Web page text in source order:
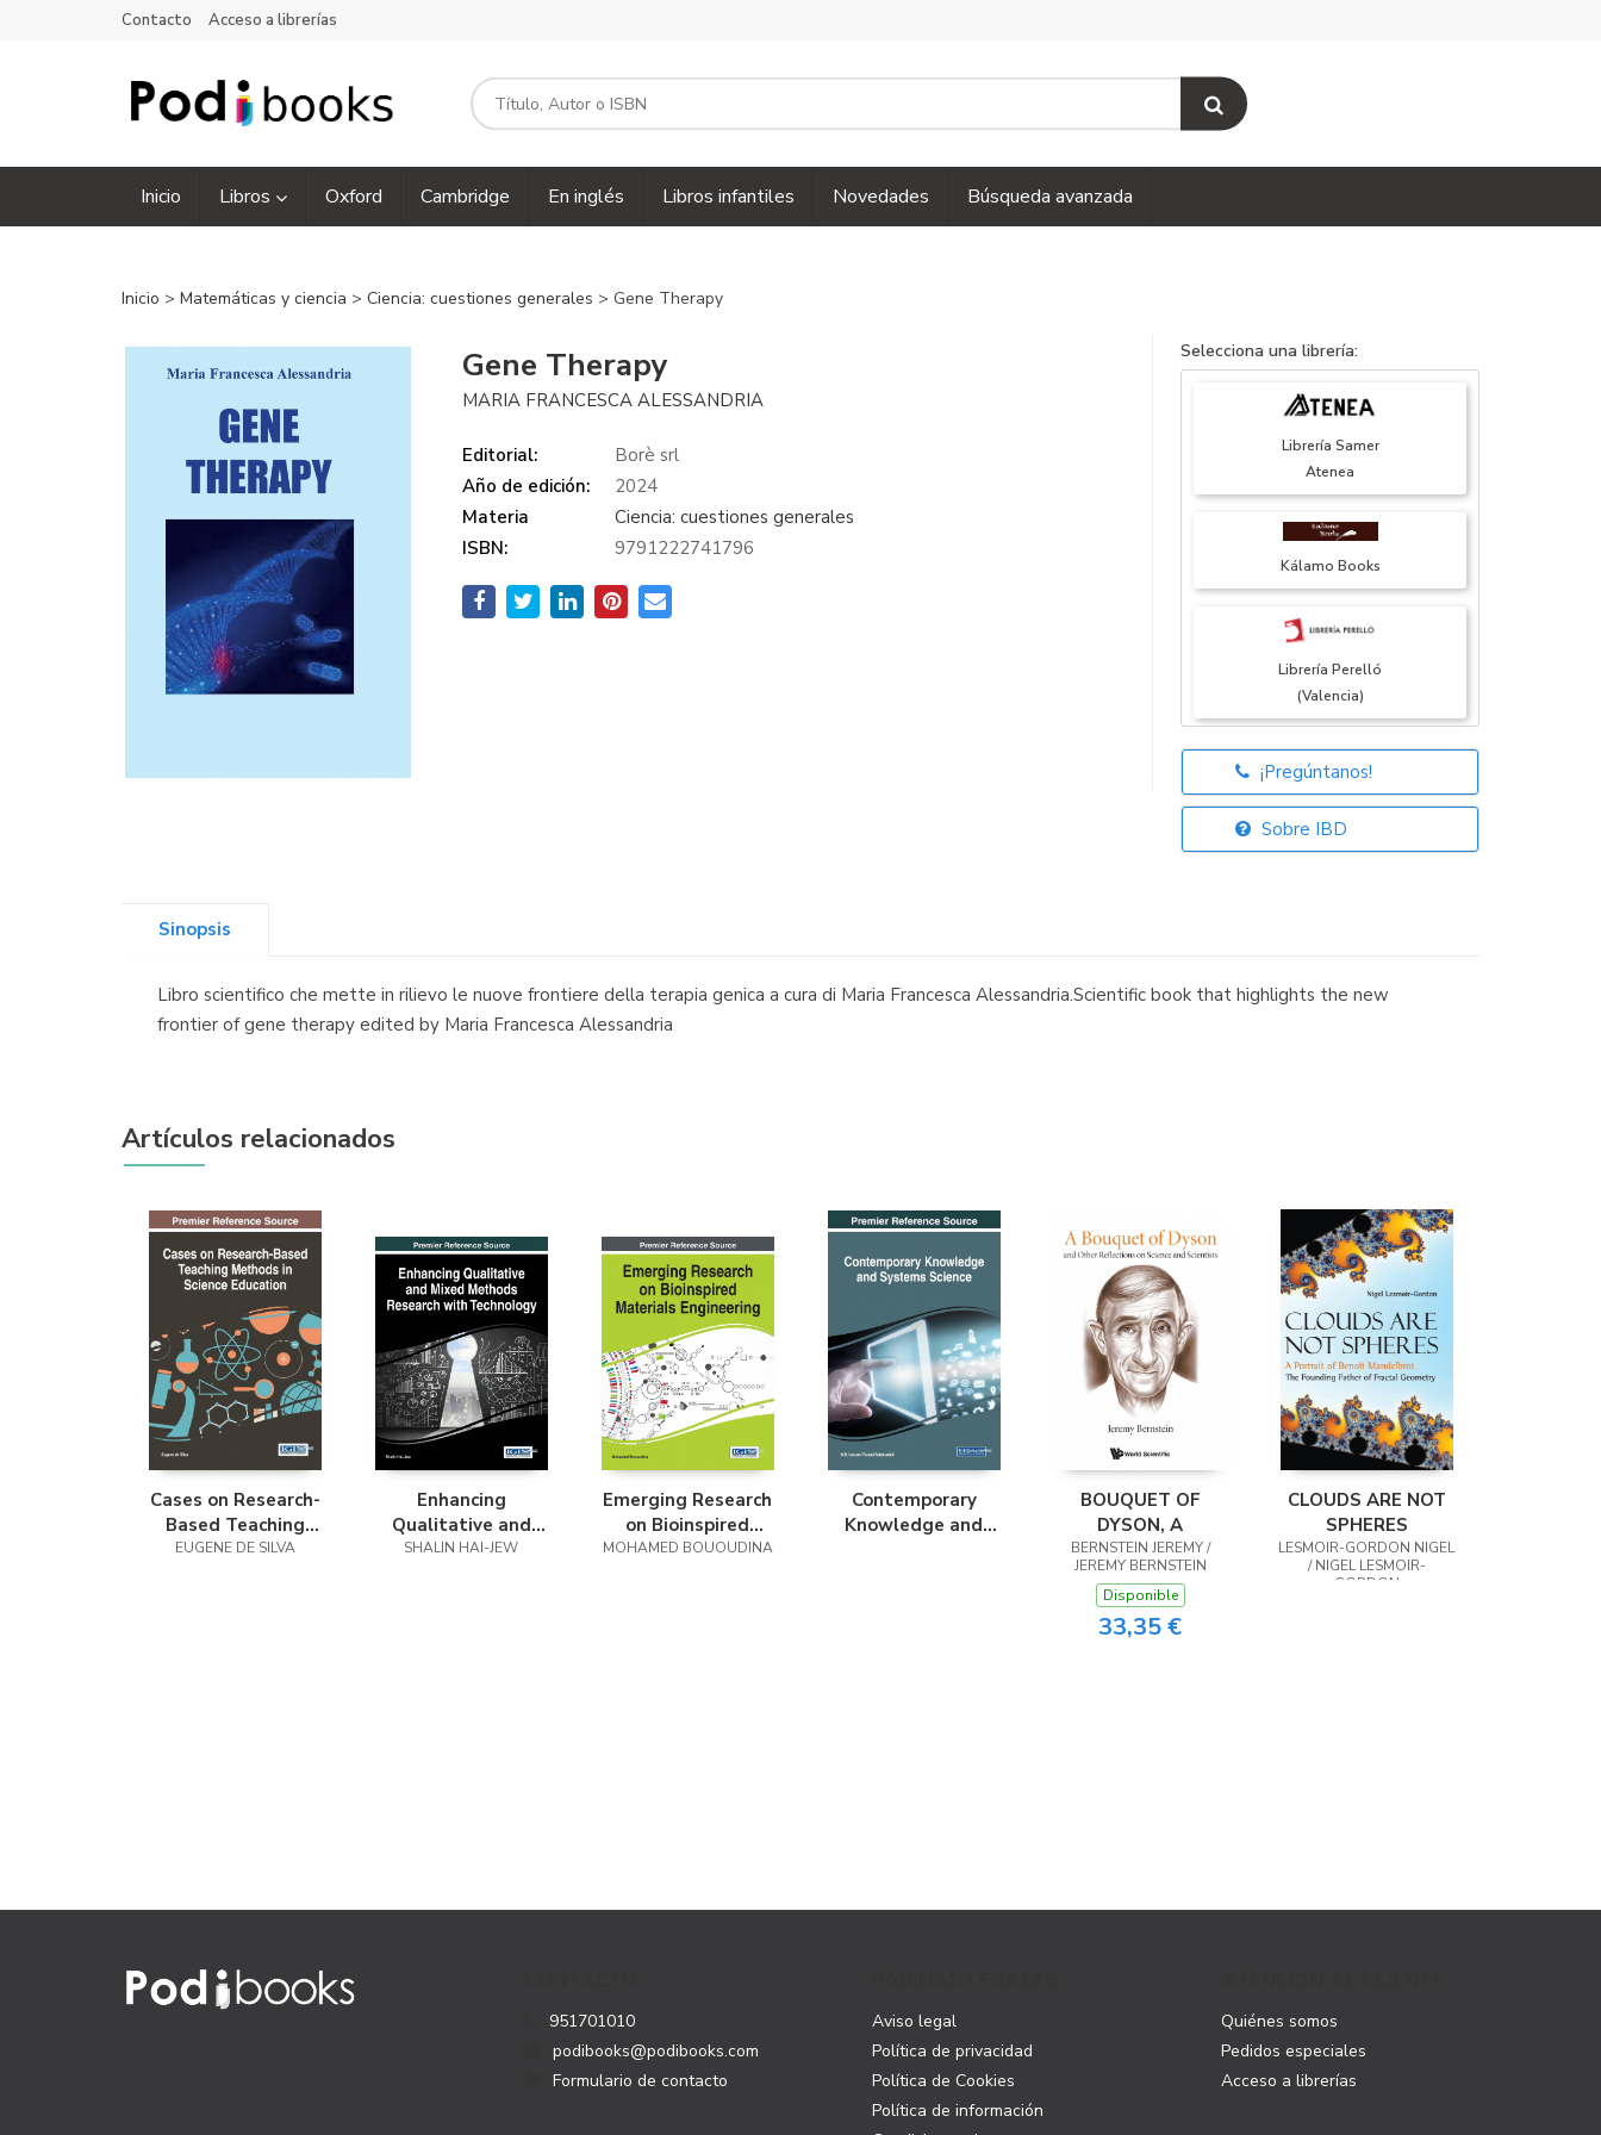
Contacto Acceso a librerías
Inicio Libros Oxford Cambridge En inglés Libros infantiles Novedades Búsqueda avanzada
Inicio > Matemáticas y ciencia > Ciencia: cuestiones generales > Gene Therapy
Gene Therapy
MARIA FRANCESCA ALESSANDRIA
Editorial:
Borè srl
Año de edición:
2024
Materia
Ciencia: cuestiones generales
ISBN:
9791222741796
Selecciona una librería:
Librería Samer
Atenea
Kálamo Books
Librería Perelló
(Valencia)
Librería Elías
(Asturias)
¡Pregúntanos!
Sobre IBD
Sinopsis
Libro scientifico che mette in rilievo le nuove frontiere della terapia genica a cura di Maria Francesca Alessandria.Scientific book that highlights the new
frontier of gene therapy edited by Maria Francesca Alessandria
Artículos relacionados
Cases on Research-
Based Teaching
Methods in Science
EUGENE DE SILVA
Enhancing
Qualitative and
Mixed Methods
SHALIN HAI-JEW
Emerging Research
on Bioinspired
Materials
MOHAMED BOUOUDINA
Contemporary
Knowledge and
BOUQUET OF
DYSON, A
BERNSTEIN JEREMY /
JEREMY BERNSTEIN
Disponible
33,35 €
CLOUDS ARE NOT
SPHERES
LESMOIR-GORDON NIGEL
/ NIGEL LESMOIR-
GORDON
951701010
podibooks@podibooks.com
Formulario de contacto
Aviso legal
Política de privacidad
Política de Cookies
Política de información
Quiénes somos
Pedidos especiales
Acceso a librerías